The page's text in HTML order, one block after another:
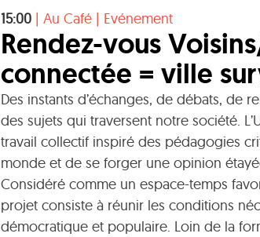
15:00 | Au Café | Evénement
Rendez-vous
connectée = ville
Des instants d’échanges, de débats, de
des sujets qui traversent notre société.
travail collectif inspiré des pédagogies
monde et de se forger une opinion
Considéré comme un espace-temps
projet consiste à réunir les conditions
démocratique et populaire. Loin de la